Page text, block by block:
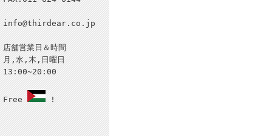
info@thirdear.co.jp
店舗営業日＆時間
月,水,木,日曜日
13:00~20:00
Free !